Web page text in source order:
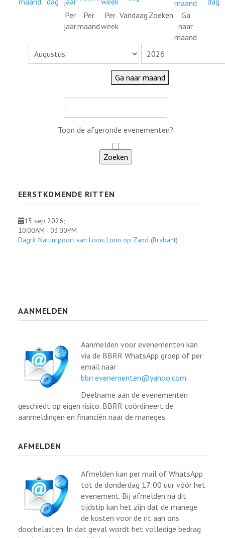
Per
jaar
Per
maand
Per
week
Vandaag Zoeken
Ga
naar
maand
Ga naar maand
Toon de afgeronde evenementen?
EERSTKOMENDE RITTEN
13 sep 2026;
10:00AM -03:00PM
Dagrit Natuurpoort van Loon, Loon op Zand (Brabant)
AANMELDEN
Aanmelden voor evenementen kan
via de BBRR WhatsApp groep of per
email naar
bbrr.evenementen@yahoo.com.
Deelname aan de evenementen
geschiedt op eigen risico. BBRR coördineert de
aanmeldingen en financiën naar de maneges.
AFMELDEN
Afmelden kan per mail of WhatsApp
tot de donderdag 17:00 uur vóór het
evenement. Bij afmelden na dit
tijdstip kan het zijn dat de manege
de kosten voor de rit aan ons
doorbelasten. In dat geval wordt het volledige bedrag